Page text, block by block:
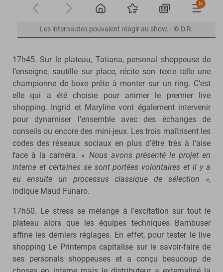
Les internautes pouvaient réagir au show. - © D.R.
17h45. Sur le plateau, Tatiana, personal shoppeuse de
l’enseigne, sautille sur place, récite son texte telle une
championne de boxe prête à monter sur un ring. C’est
elle qui a été choisie pour animer le premier live
shopping. Ingrid et Maryline vont également intervenir
pour dynamiser l’ensemble avec des échanges de
conseils ou encore des mini-jeux. Les trois maîtrisent les
codes des réseaux sociaux en plus d’être très à l’aise
face à la caméra. « Nous avons présenté le projet en
interne et certaines se sont portées volontaires et il y a
eu ensuite un processus classique de sélection »,
indique Maud Funaro.
17h50. Le stress se mélange à l’excitation sur tout le
plateau alors que les équipes techniques Bambuser
affine les derniers réglages. En effet, pour tester le live
shopping Le Printemps capitalise sur le savoir-faire de
ses personals shoppeuses et a conçu beaucoup de